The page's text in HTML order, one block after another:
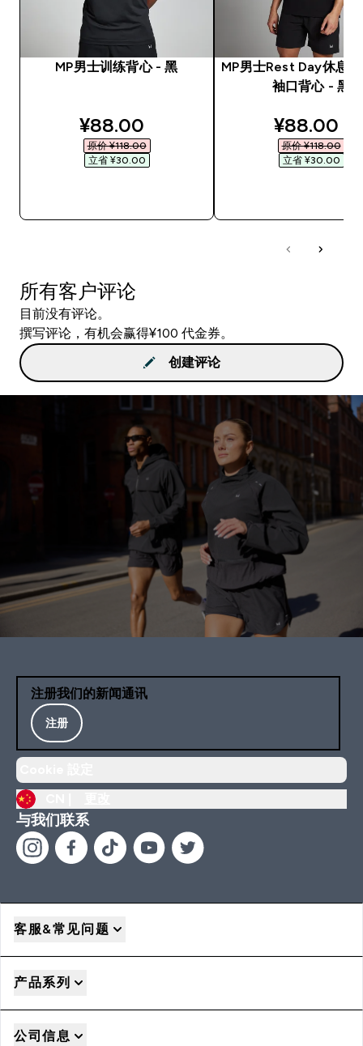
MP男士训练背心 - 黑
discounted price
¥88.00‎
原价 ¥118.00‎
立省 ¥30.00‎
MP男士Rest Day休息
袖口背心 - 黑
¥88.00‎
原价 ¥118.00‎
立省 ¥30.00‎
所有客户评论
目前没有评论。
撰写评论，有机会赢得¥100 代金券。
创建评论
注册我们的新闻通讯
注册
与我们联系
客服&常见问题
产品系列
公司信息